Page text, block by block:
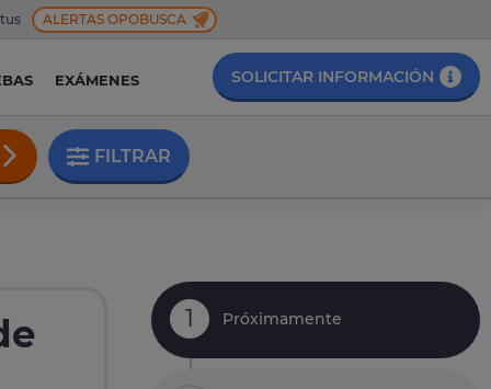
ALERTAS OPOBUSCA
EXÁMENES SOLICITAR INFORMACIÓN
FILTRAR
1 Próximamente